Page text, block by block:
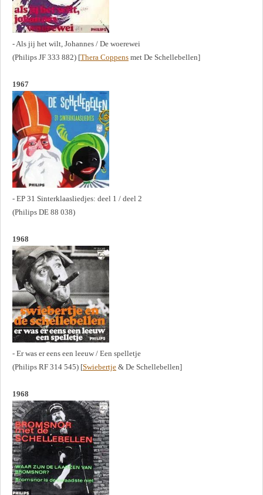
- Als jij het wilt, Johannes / De woerewei
(Philips JF 333 882) [Thera Coppens met De Schellebellen]
1967
- EP 31 Sinterklaasliedjes: deel 1 / deel 2
(Philips DE 88 038)
1968
- Er was er eens een leeuw / Een spelletje
(Philips RF 314 545) [Swiebertje & De Schellebellen]
1968